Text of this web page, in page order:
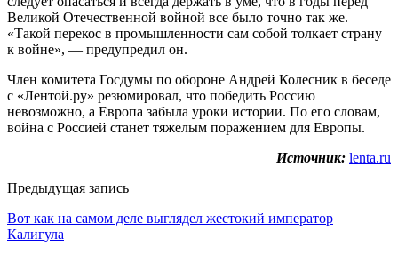
Великой Отечественной войной все было точно так же.
«Такой перекос в промышленности сам собой толкает страну
к войне», — предупредил он.
Член комитета Госдумы по обороне Андрей Колесник в беседе
с «Лентой.ру» резюмировал, что победить Россию
невозможно, а Европа забыла уроки истории. По его словам,
война с Россией станет тяжелым поражением для Европы.
Источник: lenta.ru
Предыдущая запись
Вот как на самом деле выглядел жестокий император
Калигула